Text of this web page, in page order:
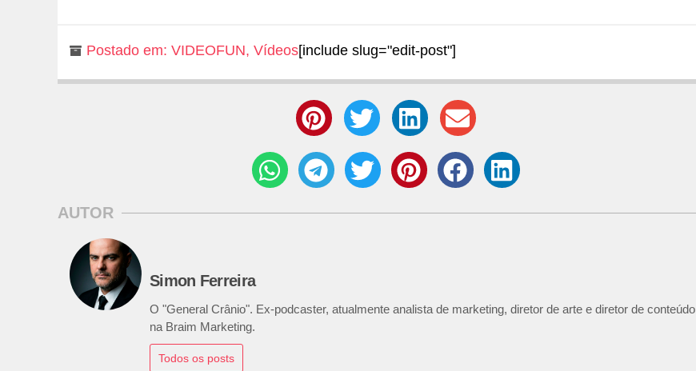
Postado em: VIDEOFUN, Vídeos[include slug="edit-post"]
AUTOR
Simon Ferreira
O "General Crânio". Ex-podcaster, atualmente analista de marketing, diretor de arte e diretor de conteúdo
na Braim Marketing.
Todos os posts